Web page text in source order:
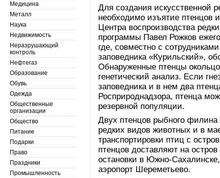
Для создания искусственной
необходимо изъятие птенцов
Центра воспроизводства
программы Павел Рожков
где, совместно с
заповедника «Курильский»,
Обнаруженные птенцы
генетический анализ. Если
заповедника и в нем два
Росприроднадзора, птенца
резервной популяции.
Двух птенцов рыбного филина
редких видов животных и в
транспортировки птиц с
птенцов доставляют на
остановки в Южно-
аэропорт Шереметьево.
Медицина
Металл
Наука
Недвижимость
Неразрушающий
контроль
Нефтегаз
Образование
Обувь
Одежда
Общественные
организации
Общество
Питание
Подарки
Право
Праздники
Промышленность